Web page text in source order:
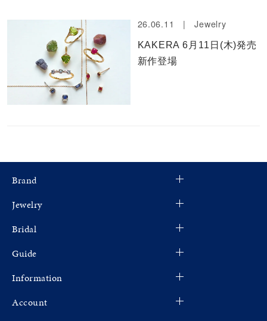
26.06.11 |Jewelry
KAKERA 6月11日(木)発売
新作登場
Brand
Jewelry
Bridal
Guide
Information
Account